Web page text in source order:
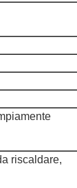
riscaldare,